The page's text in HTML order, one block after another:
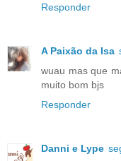
Responder
A Paixão da Isa
wuau mas que
muito bom bjs
Responder
Danni e Lype